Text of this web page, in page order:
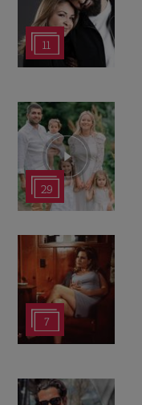
11
29
7